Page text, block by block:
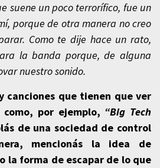
suene un poco terrorífico, fue un
porque de otra manera no creo
Como te dije hace un rato,
la banda porque, de alguna
nuestro sonido.
canciones que tienen que ver
por ejemplo, “Big Tech
de una sociedad de control
mencionás la idea de
la forma de escapar de lo que